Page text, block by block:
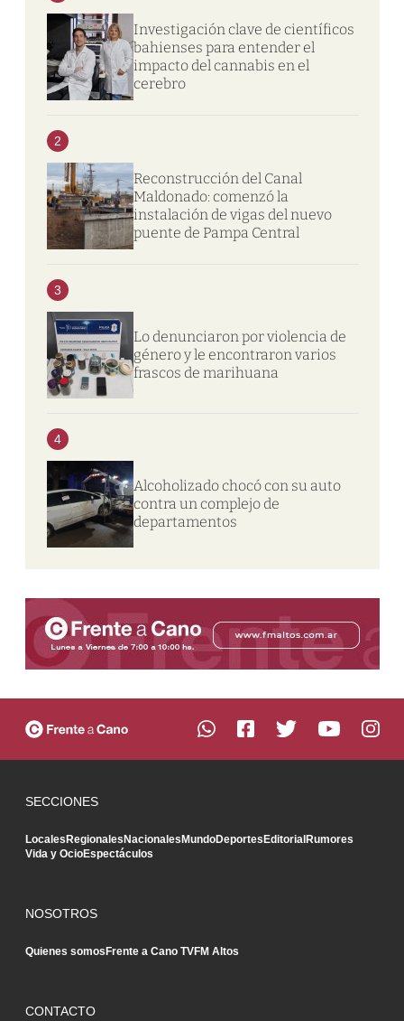
Investigación clave de científicos
bahienses para entender el
impacto del cannabis en el
cerebro
2
Reconstrucción del Canal
Maldonado: comenzó la
instalación de vigas del nuevo
puente de Pampa Central
3
Lo denunciaron por violencia de
género y le encontraron varios
frascos de marihuana
4
Alcoholizado chocó con su auto
contra un complejo de
departamentos
SECCIONES
LocalesRegionalesNacionalesMundoDeportesEditorialRumores
Vida y OcioEspectáculos
NOSOTROS
Quienes somosFrente a Cano TVFM Altos
CONTACTO